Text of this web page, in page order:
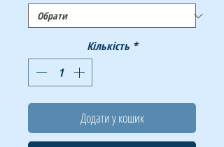
Кількість *
Додати у кошик